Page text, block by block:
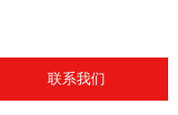
联系我们